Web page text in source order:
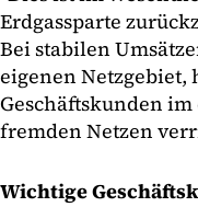
Erdgassparte
Bei stabilen
eigenen Netzgebiet,
Geschäftskunden
fremden Netzen
Wichtige